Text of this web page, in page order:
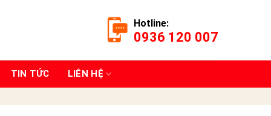
Hotline:
0936 120 007
TIN TỨC LIÊN HỆ